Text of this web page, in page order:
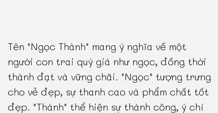
Tên "Ngọc Thành" mang ý nghĩa về một
người con trai quý giá như ngọc, đồng thời
thành đạt và vững chãi. "Ngọc" tượng trưng
cho vẻ đẹp, sự thanh cao và phẩm chất tốt
đẹp. "Thành" thể hiện sự thành công, ý chí